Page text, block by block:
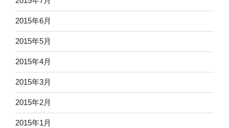
2015年6月
2015年5月
2015年4月
2015年3月
2015年2月
2015年1月